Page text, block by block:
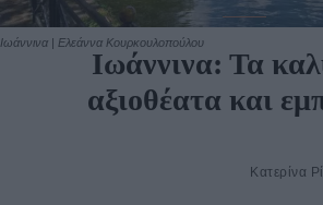
Ιωάννινα | Ελεάννα Κουρκουλοπούλου
Ιωάννινα: Τα
αξιοθέατα και
Κατερίνα